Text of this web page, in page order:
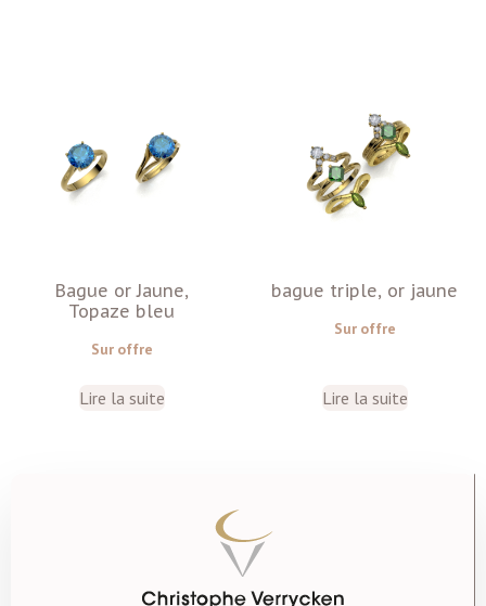
Bague or Jaune,
Topaze bleu
Sur offre
Lire la suite
bague triple, or jaune
Sur offre
Lire la suite